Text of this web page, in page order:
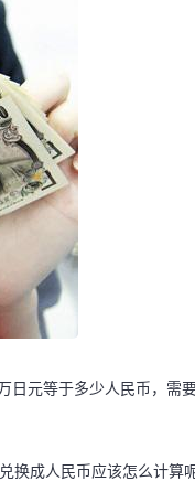
日元等于多少人民币，需
换成人民币应该怎么计算呢